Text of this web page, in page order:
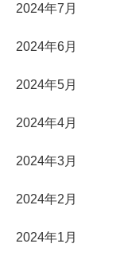
2024年7月
2024年6月
2024年5月
2024年4月
2024年3月
2024年2月
2024年1月